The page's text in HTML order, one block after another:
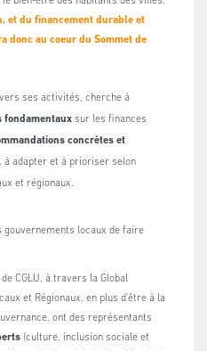
et du financement durable et
donc au coeur du Sommet de
ses activités, cherche à
fondamentaux sur les finances
concrètes et
à adapter et à prioriser selon
et régionaux.
gouvernements locaux de faire
CGLU, à travers la Global
et Régionaux, en plus d'être à la
ont des représentants
(culture, inclusion sociale et